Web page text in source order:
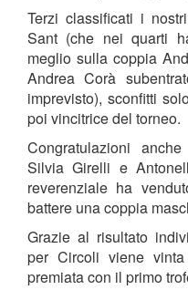
Terzi classificati i
Sant (che nei quarti
meglio sulla coppia
Andrea Corà
imprevisto), sconfitti
poi vincitrice del torneo.
Congratulazioni
Silvia Girelli e
reverenziale ha
battere una coppia
Grazie al risultato
per Circoli viene
premiata con il primo